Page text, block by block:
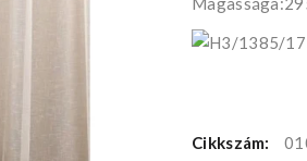
Cikkszám: